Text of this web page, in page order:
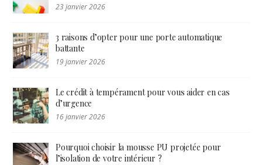
23 janvier 2026
3 raisons d’opter pour une porte automatique
battante
19 janvier 2026
Le crédit à tempérament pour vous aider en cas
d’urgence
16 janvier 2026
Pourquoi choisir la mousse PU projetée pour
l’isolation de votre intérieur ?